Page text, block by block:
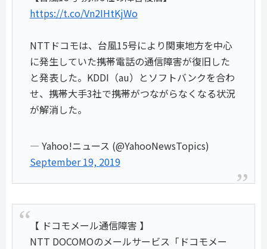
https://t.co/Vn2IHtKjWo
NTTドコモは、台風15号により関東地方を中心
に発生していた携帯電話の通信障害が復旧した
と発表した。KDDI（au）とソフトバンクを合わ
せ、携帯大手3社で携帯がつながらなくなる状況
が解消した。
— Yahoo!ニュース (@YahooNewsTopics)
September 19, 2019
【 ドコモメール通信障害 】
NTT DOCOMOのメールサービス「ドコモメー